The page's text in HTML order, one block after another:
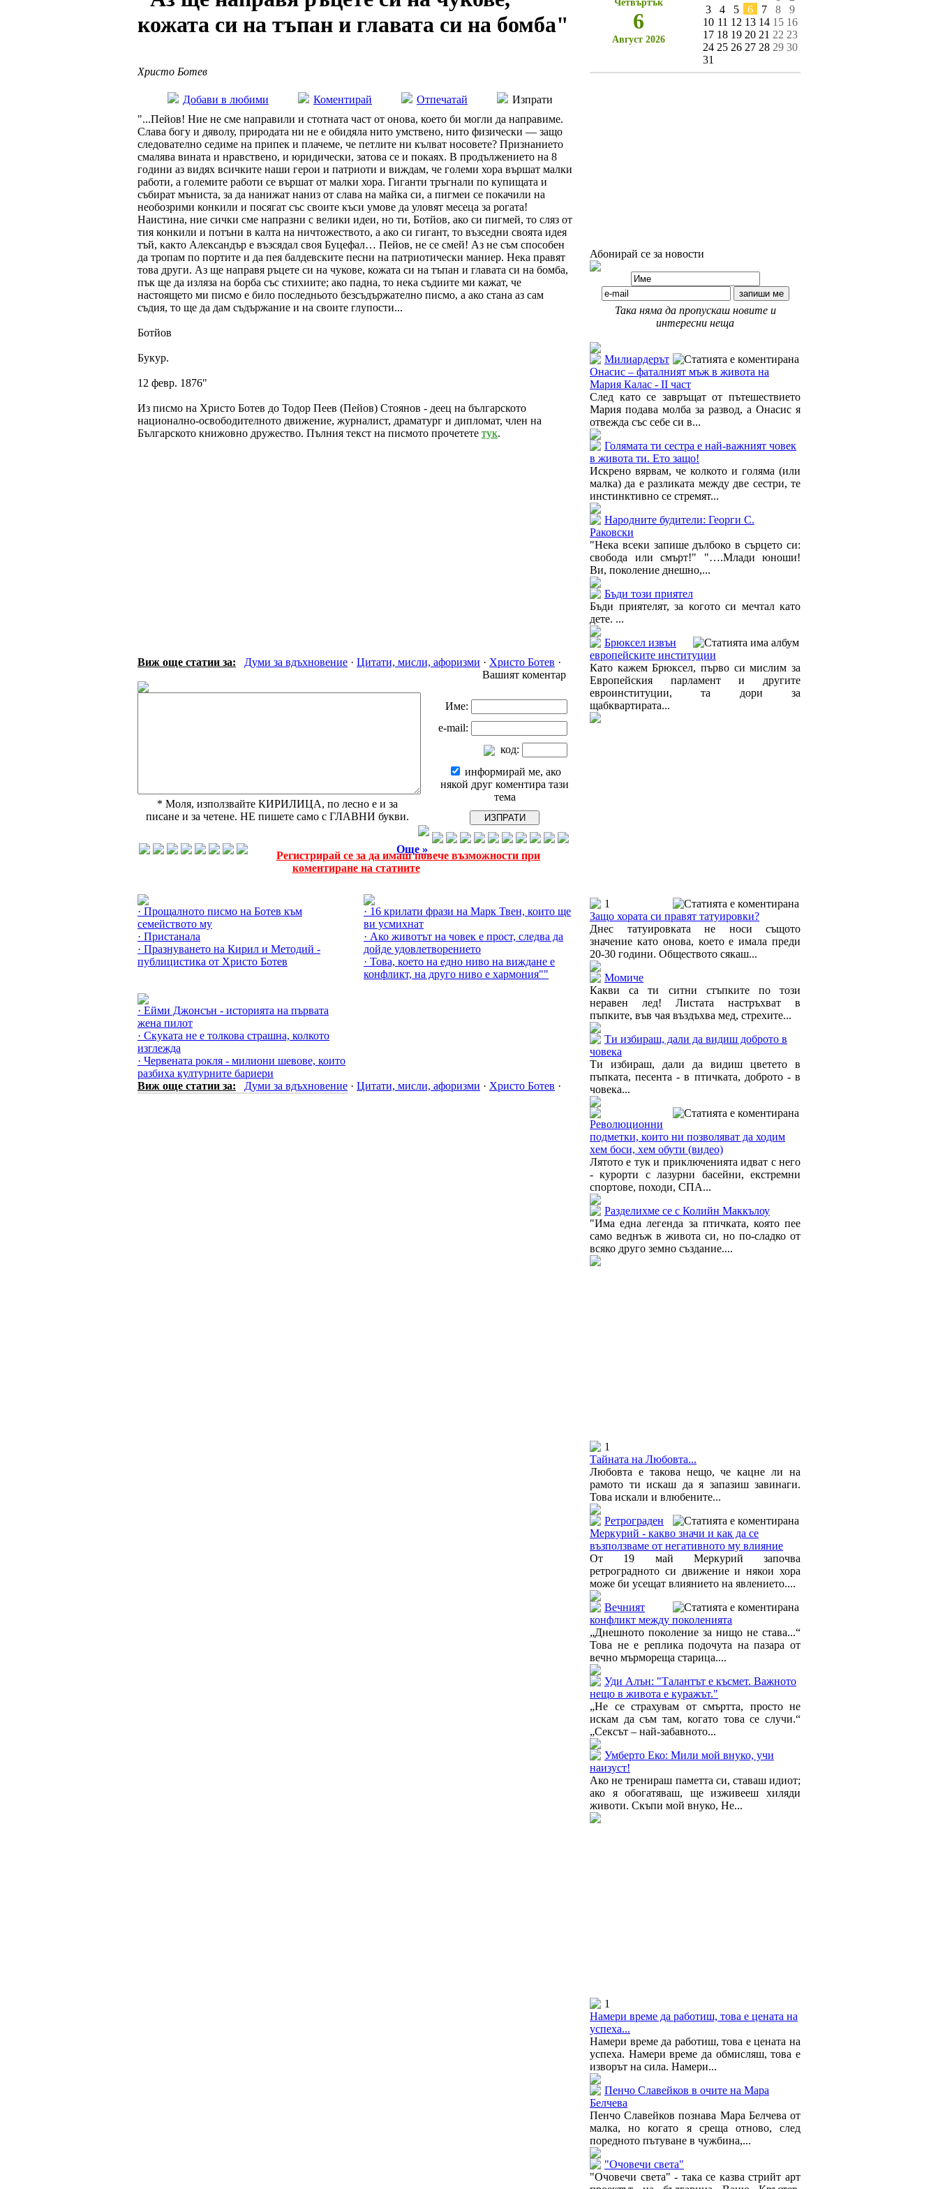
кожата си на тъпан и главата си на бомба"
Христо Ботев
Добави в любими Коментирай Отпечатай
Изпрати
"...Пейов! Ние не сме направили и стотната част от онова, което би могли да направиме.
Слава богу и дяволу, природата ни не е обидяла нито умствено, нито физически — защо
следователно седиме на припек и плачеме, че петлите ни кълват носовете? Признанието
смалява вината и нравствено, и юридически, затова се и покаях. В продължението на 8
години аз видях всичките наши герои и патриоти и виждам, че големи хора вършат малки
работи, а големите работи се вършат от малки хора. Гиганти тръгнали по купищата и
събират мъниста, за да нанижат наниз от слава на майка си, а пигмеи се покачили на
необозрими конкили и посягат със своите къси умове да уловят месеца за рогата!
Наистина, ние сички сме напразни с велики идеи, но ти, Ботйов, ако си пигмей, то сляз от
тия конкили и потъни в калта на ничтожеството, а ако си гигант, то възседни своята идея
тъй, както Александър е възсядал своя Буцефал… Пейов, не се смей! Аз не съм способен
да тропам по портите и да пея балдевските песни на патриотически маниер. Нека правят
това други. Аз ще направя ръцете си на чукове, кожата си на тъпан и главата си на бомба,
пък ще да изляза на борба със стихиите; ако падна, то нека съдиите ми кажат, че
настоящето ми писмо е било последньото безсъдържателно писмо, а ако стана аз сам
съдия, то ще да дам съдържание и на своите глупости...
Ботйов
Букур.
12 февр. 1876"
Из писмо на Христо Ботев до Тодор Пеев (Пейов) Стоянов - деец на българското
национално-освободителното движение, журналист, драматург и дипломат, член на
Българското книжовно дружество. Пълния текст на писмото прочетете тук.
Виж още статии за: Думи за вдъхновение · Цитати, мисли, афоризми · Христо Ботев ·
Вашият коментар
* Моля, използвайте КИРИЛИЦА, по лесно е и за
писане и за четене. НЕ пишете само с ГЛАВНИ букви.
Име:
e-mail:
код:
информирай ме, ако
някой друг коментира тази
тема
Още »
Регистрирай се за да имаш повече възможности при
коментиране на статиите
· Прощалното писмо на Ботев към
семейството му
· Пристанала
· Празнуването на Кирил и Методий -
публицистика от Христо Ботев
· 16 крилати фрази на Марк Твен, които ще
ви усмихнат
· Ако животът на човек е прост, следва да
дойде удовлетворението
· Това, което на едно ниво на виждане е
конфликт, на друго ниво е хармония""
· Ейми Джонсън - историята на първата
жена пилот
· Скуката не е толкова страшна, колкото
изглежда
· Червената рокля - милиони шевове, които
разбиха културните бариери
Виж още статии за:
Думи за вдъхновение · Цитати, мисли, афоризми · Христо Ботев ·
Четвъртък
6
Август 2026
3
4 5 6 7 8
9
10 11 12 13 14 15 16
17 18 19 20 21 22 23
24 25 26 27 28 29 30
31
Абонирай се за новости
Така няма да пропускаш новите и
интересни неща
Милиардерът
Онасис – фаталният мъж в живота на
Мария Калас - II част
След като се завръщат от пътешествието
Мария подава молба за развод, а Онасис я
отвежда със себе си в...
Голямата ти сестра е най-важният човек
в живота ти. Ето защо!
Искрено вярвам, че колкото и голяма (или
малка) да е разликата между две сестри, те
инстинктивно се стремят...
Народните будители: Георги С.
Раковски
"Нека всеки запише дълбоко в сърцето си:
свобода или смърт!" "….Млади юноши!
Ви, поколение днешно,...
Бъди този приятел
Бъди приятелят, за когото си мечтал като
дете. ...
Брюксел извън
европейските институции
Като кажем Брюксел, първо си мислим за
Европейския парламент и другите
евроинституции, та дори за
щабквартирата...
1
Защо хората си правят татуировки?
Днес татуировката не носи същото
значение като онова, което е имала преди
20-30 години. Обществото сякаш...
Момиче
Какви са ти ситни стъпките по този
неравен лед! Листата настръхват в
пъпките, във чая въздъхва мед, стрехите...
Ти избираш, дали да видиш доброто в
човека
Ти избираш, дали да видиш цветето в
пъпката, песента - в птичката, доброто - в
човека...
Революционни
подметки, които ни позволяват да ходим
хем боси, хем обути (видео)
Лятото е тук и приключенията идват с него
- курорти с лазурни басейни, екстремни
спортове, походи, СПА...
Разделихме се с Колийн Маккълоу
"Има една легенда за птичката, която пее
само веднъж в живота си, но по-сладко от
всяко друго земно създание....
1
Тайната на Любовта...
Любовта е такова нещо, че кацне ли на
рамото ти искаш да я запазиш завинаги.
Това искали и влюбените...
Ретрограден
Меркурий - какво значи и как да се
възползваме от негативното му влияние
От 19 май Меркурий започва
ретроградното си движение и някои хора
може би усещат влиянието на явлението....
Вечният
конфликт между поколенията
„Днешното поколение за нищо не става...“
Това не е реплика подочута на пазара от
вечно мърмореща старица....
Уди Алън: "Талантът е късмет. Важното
нещо в живота е куражът."
„Не се страхувам от смъртта, просто не
искам да съм там, когато това се случи.“
„Сексът – най-забавното...
Умберто Еко: Мили мой внуко, учи
наизуст!
Ако не тренираш паметта си, ставаш идиот;
ако я обогатяваш, ще изживееш хиляди
животи. Скъпи мой внуко, Не...
1
Намери време да работиш, това е цената на
успеха...
Намери време да работиш, това е цената на
успеха. Намери време да обмисляш, това е
изворът на сила. Намери...
Пенчо Славейков в очите на Мара
Белчева
Пенчо Славейков познава Мара Белчева от
малка, но когато я среща отново, след
поредното пътуване в чужбина,...
"Очовечи света"
"Очовечи света" - така се казва стрийт арт